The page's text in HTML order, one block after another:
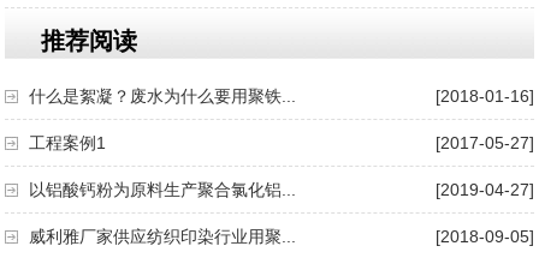
推荐阅读
[2018-01-16]
什么是絮凝？废水为什么要用聚铁...
[2017-05-27]
工程案例1
[2019-04-27]
以铝酸钙粉为原料生产聚合氯化铝...
[2018-09-05]
威利雅厂家供应纺织印染行业用聚...